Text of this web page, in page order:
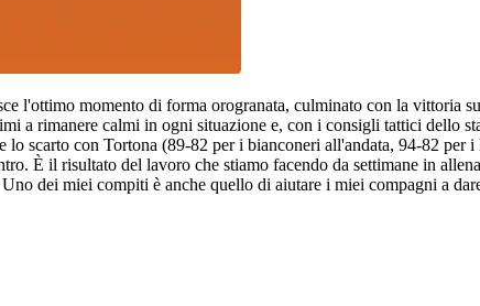
l'ottimo momento di forma orogranata, culminato con la
a rimanere calmi in ogni situazione e, con i consigli tattici dello
scarto con Tortona (89-82 per i bianconeri all'andata, 94-82
È il risultato del lavoro che stiamo facendo da settimane in
dei miei compiti è anche quello di aiutare i miei compagni a